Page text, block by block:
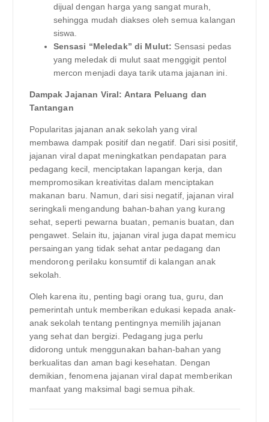
dijual dengan harga yang sangat murah,
sehingga mudah diakses oleh semua kalangan
siswa.
Sensasi “Meledak” di Mulut: Sensasi pedas
yang meledak di mulut saat menggigit pentol
mercon menjadi daya tarik utama jajanan ini.
Dampak Jajanan Viral: Antara Peluang dan
Tantangan
Popularitas jajanan anak sekolah yang viral
membawa dampak positif dan negatif. Dari sisi positif,
jajanan viral dapat meningkatkan pendapatan para
pedagang kecil, menciptakan lapangan kerja, dan
mempromosikan kreativitas dalam menciptakan
makanan baru. Namun, dari sisi negatif, jajanan viral
seringkali mengandung bahan-bahan yang kurang
sehat, seperti pewarna buatan, pemanis buatan, dan
pengawet. Selain itu, jajanan viral juga dapat memicu
persaingan yang tidak sehat antar pedagang dan
mendorong perilaku konsumtif di kalangan anak
sekolah.
Oleh karena itu, penting bagi orang tua, guru, dan
pemerintah untuk memberikan edukasi kepada anak-
anak sekolah tentang pentingnya memilih jajanan
yang sehat dan bergizi. Pedagang juga perlu
didorong untuk menggunakan bahan-bahan yang
berkualitas dan aman bagi kesehatan. Dengan
demikian, fenomena jajanan viral dapat memberikan
manfaat yang maksimal bagi semua pihak.